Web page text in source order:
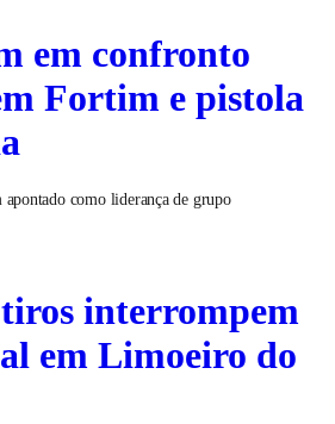
em confronto
Fortim e pistola
como liderança de grupo
interrompem
em Limoeiro do